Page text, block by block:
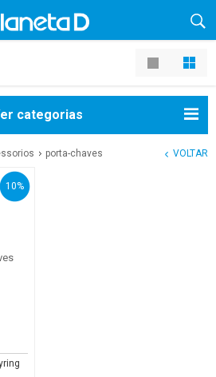
categorias
porta-chaves VOLTAR
10%